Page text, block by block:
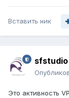
Вставить ник
sfstudio
Это активность